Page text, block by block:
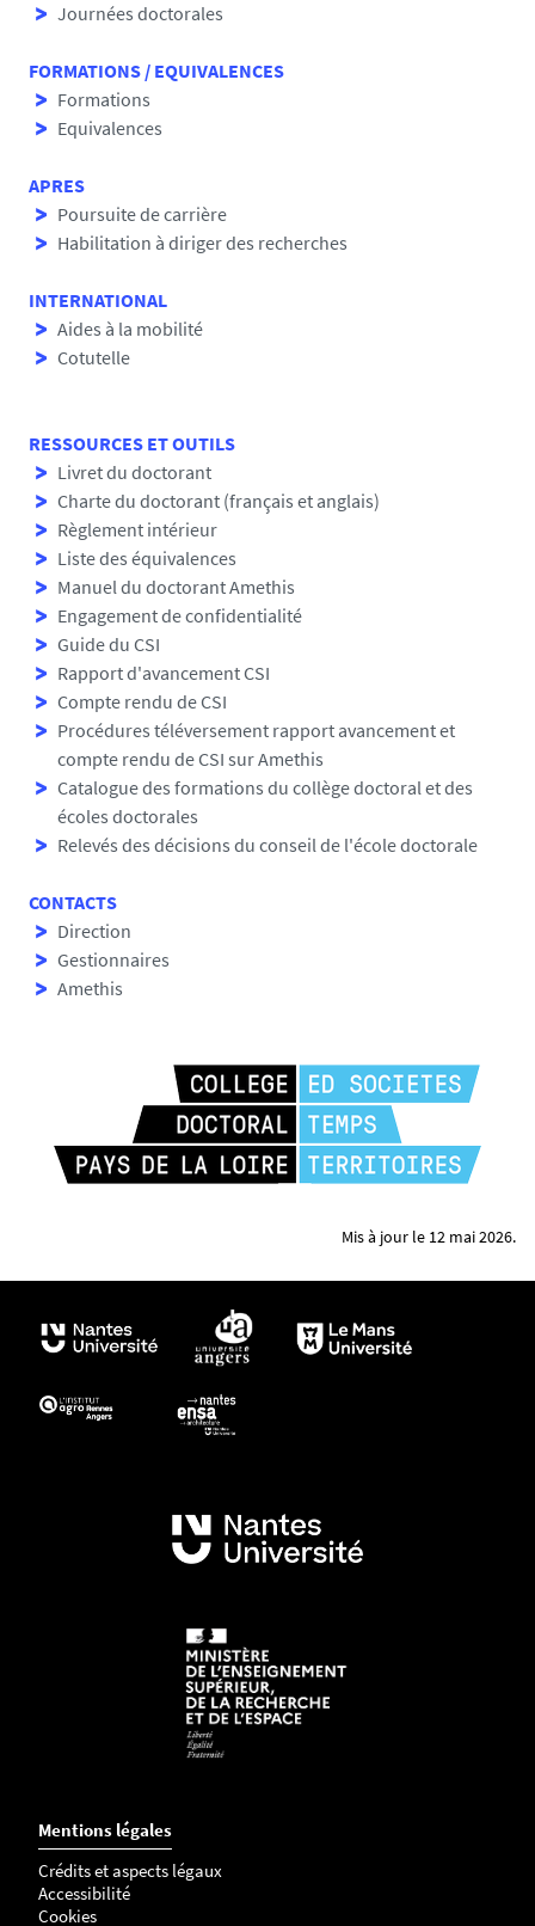
Journées doctorales
FORMATIONS / EQUIVALENCES
Formations
Equivalences
APRES
Poursuite de carrière
Habilitation à diriger des recherches
INTERNATIONAL
Aides à la mobilité
Cotutelle
RESSOURCES ET OUTILS
Livret du doctorant
Charte du doctorant (français et anglais)
Règlement intérieur
Liste des équivalences
Manuel du doctorant Amethis
Engagement de confidentialité
Guide du CSI
Rapport d'avancement CSI
Compte rendu de CSI
Procédures téléversement rapport avancement et
compte rendu de CSI sur Amethis
Catalogue des formations du collège doctoral et des
écoles doctorales
Relevés des décisions du conseil de l'école doctorale
CONTACTS
Direction
Gestionnaires
Amethis
Mis à jour le 12 mai 2026.
Mentions légales
Crédits et aspects légaux
Accessibilité
Cookies